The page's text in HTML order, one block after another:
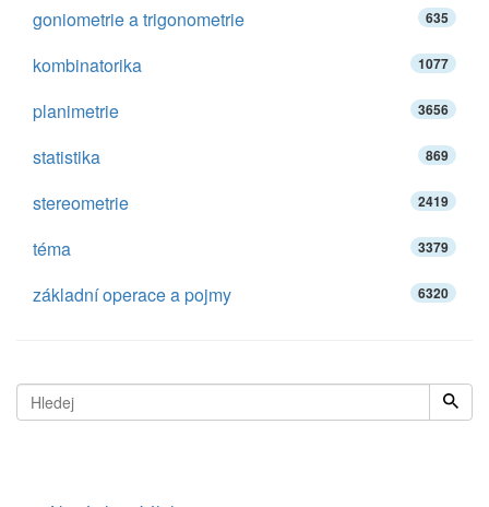
goniometrie a trigonometrie 635
kombinatorika 1077
planimetrie 3656
statistika 869
stereometrie 2419
téma 3379
základní operace a pojmy 6320